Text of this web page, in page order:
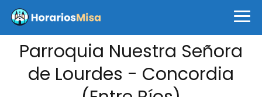
Parroquia Nuestra Señora
de Lourdes - Concordia